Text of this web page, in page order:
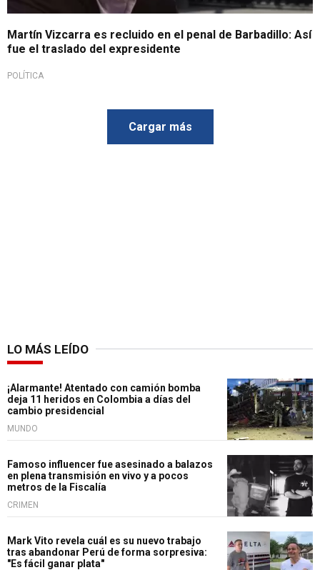
Martín Vizcarra es recluido en el penal de Barbadillo: Así
fue el traslado del expresidente
POLÍTICA
Cargar más
LO MÁS LEÍDO
¡Alarmante! Atentado con camión bomba
deja 11 heridos en Colombia a días del
cambio presidencial
MUNDO
Famoso influencer fue asesinado a balazos
en plena transmisión en vivo y a pocos
metros de la Fiscalía
CRIMEN
Mark Vito revela cuál es su nuevo trabajo
tras abandonar Perú de forma sorpresiva:
"Es fácil ganar plata"